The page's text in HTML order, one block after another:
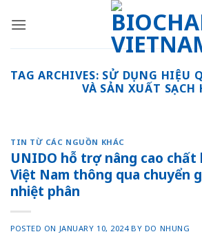
TAG ARCHIVES: SỬ DỤNG HIỆU
VÀ SẢN XUẤT SẠCH
TIN TỪ CÁC NGUỒN KHÁC
UNIDO hỗ trợ nâng cao chất
Việt Nam thông qua chuyển
nhiệt phân
POSTED ON JANUARY 10, 2024 BY DO NHUNG